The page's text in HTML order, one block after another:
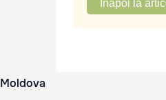
Înapoi la